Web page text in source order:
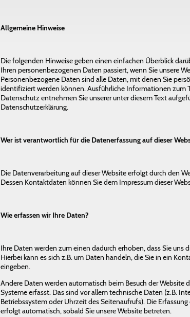
Allgemeine Hinweise
Die folgenden Hinweise geben einen einfachen Überblick
Ihren personenbezogenen Daten passiert, wenn Sie unsere
Personenbezogene Daten sind alle Daten, mit denen Sie
identifiziert werden können. Ausführliche Informationen zum
Datenschutz entnehmen Sie unserer unter diesem Text
Datenschutzerklärung.
Wer ist verantwortlich für die Datenerfassung auf dieser
Die Datenverarbeitung auf dieser Website erfolgt durch den
Dessen Kontaktdaten können Sie dem Impressum dieser
Wie erfassen wir Ihre Daten?
Ihre Daten werden zum einen dadurch erhoben, dass Sie uns
Hierbei kann es sich z.B. um Daten handeln, die Sie in ein
eingeben.
Andere Daten werden automatisch beim Besuch der Website
Systeme erfasst. Das sind vor allem technische Daten (z.B.
Betriebssystem oder Uhrzeit des Seitenaufrufs). Die Erfassung
erfolgt automatisch, sobald Sie unsere Website betreten.